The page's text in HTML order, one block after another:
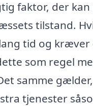
faktor, der
tilstand.
tid og kræver
som regel
samme
tjenester